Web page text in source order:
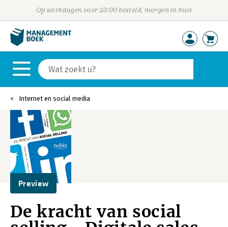
Op werkdagen voor 23:00 besteld, morgen in huis
Internet en social media
Preview
De kracht van social